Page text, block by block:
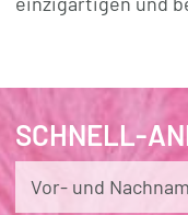
SCHNELL-
Vor- und